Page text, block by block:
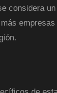
considera